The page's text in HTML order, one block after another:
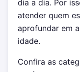
dia a dia. Por
atender quem
aprofundar em
idade.
Confira as